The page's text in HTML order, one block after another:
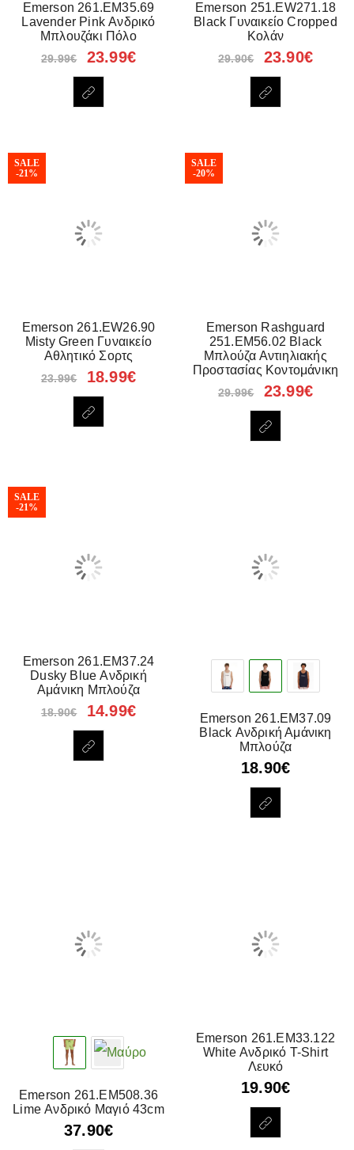
Emerson 261.EM35.69
Lavender Pink Ανδρικό
Μπλουζάκι Πόλο
29.99€ 23.99€
Emerson 251.EW271.18
Black Γυναικείο Cropped
Κολάν
29.90€ 23.90€
SALE
-21%
Emerson 261.EW26.90
Misty Green Γυναικείο
Αθλητικό Σορτς
23.99€ 18.99€
SALE
-20%
Emerson Rashguard
251.EM56.02 Black
Μπλούζα Αντιηλιακής
Προστασίας Κοντομάνικη
29.99€ 23.99€
SALE
-21%
Emerson 261.EM37.24
Dusky Blue Ανδρική
Αμάνικη Μπλούζα
18.90€ 14.99€
Emerson 261.EM37.09
Black Ανδρική Αμάνικη
Μπλούζα
18.90€
Emerson 261.EM508.36
Lime Ανδρικό Μαγιό 43cm
37.90€
Emerson 261.EM33.122
White Ανδρικό T-Shirt
Λευκό
19.90€